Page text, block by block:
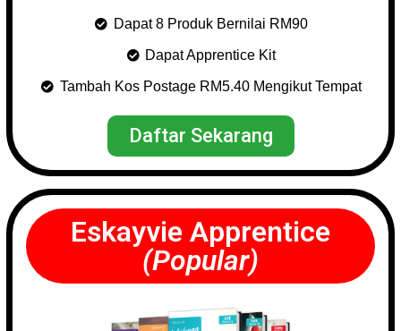
Dapat 8 Produk Bernilai RM90
Dapat Apprentice Kit
Tambah Kos Postage RM5.40 Mengikut Tempat
Daftar Sekarang
Eskayvie Apprentice
(Popular)